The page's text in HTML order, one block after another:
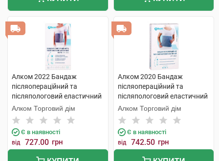
Алком 2022 Бандаж
післяопераційний та
післяпологовий еластичний
Євро розмір 2 1 шт
Алком Торговий дім
Є в наявності
від 727.00 грн
Алком 2020 Бандаж
післяопераційний та
післяпологовий еластичний
розмір 1 1 шт
Алком Торговий дім
Є в наявності
від 742.50 грн